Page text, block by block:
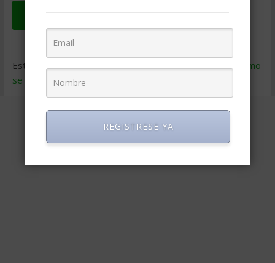
Este sitio usa Akismet para reducir el spam.Aprende cómo
se procesan los datos de tus comentarios
REGISTRESE YA